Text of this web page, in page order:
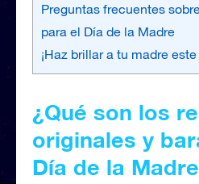
Preguntas frecuentes
para el Día de la Madre
¡Haz brillar a tu madre este
¿Qué son los
originales y
Día de la